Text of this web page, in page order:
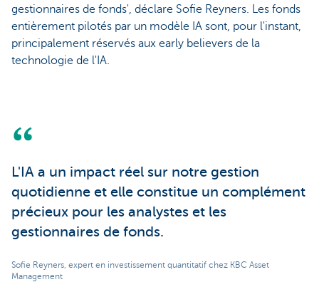
gestionnaires de fonds', déclare Sofie Reyners. Les fonds
entièrement pilotés par un modèle IA sont, pour l'instant,
principalement réservés aux early believers de la
technologie de l'IA.
L'IA a un impact réel sur notre gestion
quotidienne et elle constitue un complément
précieux pour les analystes et les
gestionnaires de fonds.
Sofie Reyners, expert en investissement quantitatif chez KBC Asset
Management